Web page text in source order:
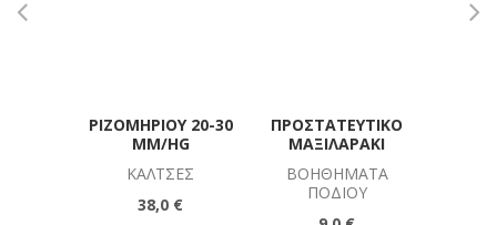
ΡΙΖΟΜΗΡΊΟΥ 20-30
MM/HG
ΚΆΛΤΣΕΣ
38,0 €
ΠΡΟΣΤΑΤΕΥΤΙΚΌ
ΜΑΞΙΛΑΡΆΚΙ
ΒΟΗΘΉΜΑΤΑ
ΠΟΔΙΟΎ